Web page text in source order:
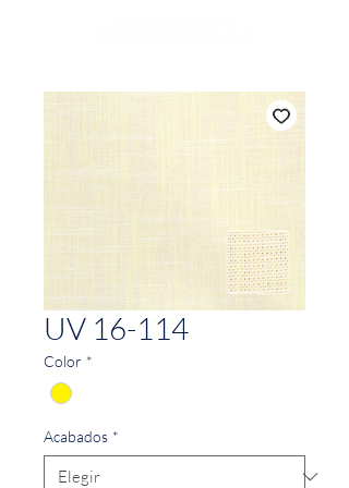
UV 16-114
Color *
Acabados *